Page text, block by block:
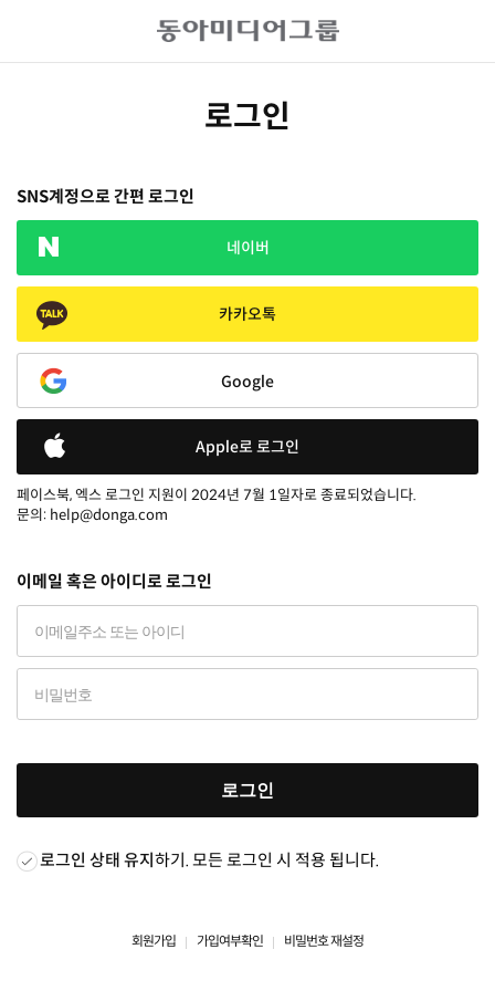
로그인
SNS계정으로 간편 로그인
네이버
카카오톡
Google
Apple로 로그인
페이스북, 엑스 로그인 지원이 2024년 7월 1일자로 종료되었습니다.
문의: help@donga.com
이메일 혹은 아이디로 로그인
로그인
로그인 상태 유지하기. 모든 로그인 시 적용 됩니다.
회원가입 가입여부확인 비밀번호 재설정